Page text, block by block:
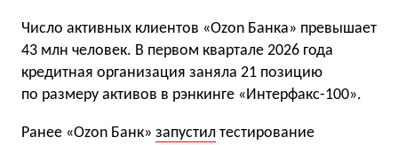
Число активных клиентов «Ozon Банка» превышает
43 млн человек. В первом квартале 2026 года
кредитная организация заняла 21 позицию
по размеру активов в рэнкинге «Интерфакс-100».
Ранее «Ozon Банк» запустил тестирование